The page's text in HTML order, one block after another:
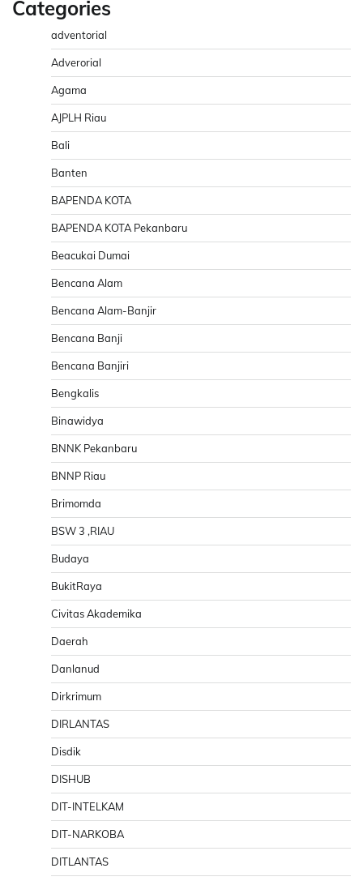
Categories
adventorial
Adverorial
Agama
AJPLH Riau
Bali
Banten
BAPENDA KOTA
BAPENDA KOTA Pekanbaru
Beacukai Dumai
Bencana Alam
Bencana Alam-Banjir
Bencana Banji
Bencana Banjiri
Bengkalis
Binawidya
BNNK Pekanbaru
BNNP Riau
Brimomda
BSW 3 ,RIAU
Budaya
BukitRaya
Civitas Akademika
Daerah
Danlanud
Dirkrimum
DIRLANTAS
Disdik
DISHUB
DIT-INTELKAM
DIT-NARKOBA
DITLANTAS